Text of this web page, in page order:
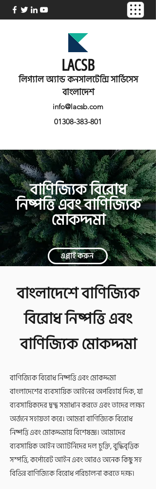
LACSB
লিগ্যাল অ্যান্ড কনসালটেন্সি সার্ভিসেস
বাংলাদেশ
info@lacsb.com
01308-383-801
বাণিজ্যিক বিরোধ
নিষ্পত্তি এবং বাণিজ্যিক
মোকদ্দমা
এপ্লাই করুন
বাংলাদেশে বাণিজ্যিক
বিরোধ নিষ্পত্তি এবং
বাণিজ্যিক মোকদ্দমা
বাণিজ্যিক বিরোধ নিষ্পত্তি এবং মোকদ্দমা
বাংলাদেশের ব্যবসায়িক আইনের অপরিহার্য দিক, যা
ব্যবসায়িকদের দ্বন্দ্ব সমাধান করতে এবং তাদের লক্ষ্য
অর্জনে সহায়তা করে। আমরা বাণিজ্যিক বিরোধ
নিষ্পত্তি এবং মোকদ্দমায় বিশেষজ্ঞ। আমাদের
ব্যবসায়িক আইন অ্যাটর্নিদের দল চুক্তি, বুদ্ধিবৃত্তিক
সম্পত্তি, কর্পোরেট আইন এবং আরও অনেক কিছু সহ
বিভিন্ন বাণিজ্যিক বিরোধ পরিচালনা করতে দক্ষ।